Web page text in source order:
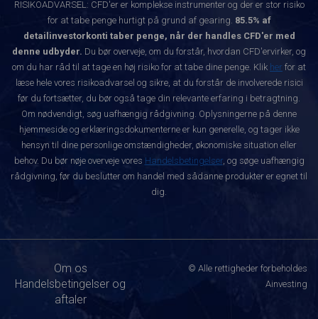
RISIKOADVARSEL: CFD'er er komplekse instrumenter og der er stor risiko
for at tabe penge hurtigt på grund af gearing. 85.5% af
detailinvestorkonti taber penge, når der handles CFD'er med
denne udbyder. Du bør overveje, om du forstår, hvordan CFD'ervirker, og
om du har råd til at tage en høj risiko for at tabe dine penge. Klik her for at
læse hele vores risikoadvarsel og sikre, at du forstår de involverede risici
før du fortsætter, du bør også tage din relevante erfaring i betragtning.
Om nødvendigt, søg uafhængig rådgivning. Oplysningerne på denne
hjemmeside og erklæringsdokumenterne er kun generelle, og tager ikke
hensyn til dine personlige omstændigheder, økonomiske situation eller
behov. Du bør nøje overveje vores Handelsbetingelser, og søge uafhængig
rådgivning, før du beslutter om handel med sådanne produkter er egnet til
dig.
Om os
Handelsbetingelser og
aftaler
© Alle rettigheder forbeholdes
Ainvesting